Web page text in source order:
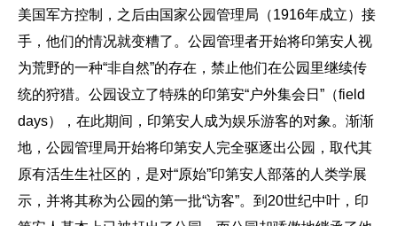
美国军方控制，之后由国家公园管理局（1916年成立）接
手，他们的情况就变糟了。公园管理者开始将印第安人视
为荒野的一种“非自然”的存在，禁止他们在公园里继续传
统的狩猎。公园设立了特殊的印第安“户外集会日”（field
days），在此期间，印第安人成为娱乐游客的对象。渐渐
地，公园管理局开始将印第安人完全驱逐出公园，取代其
原有活生生社区的，是对“原始”印第安人部落的人类学展
示，并将其称为公园的第一批“访客”。到20世纪中叶，印